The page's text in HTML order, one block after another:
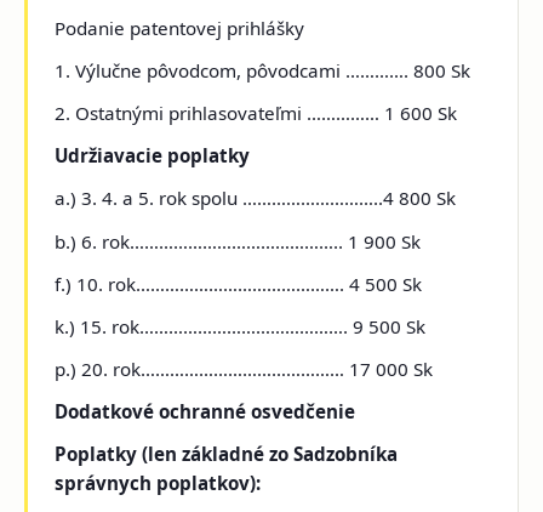
Podanie patentovej prihlášky
1. Výlučne pôvodcom, pôvodcami …………. 800 Sk
2. Ostatnými prihlasovateľmi …………… 1 600 Sk
Udržiavacie poplatky
a.) 3. 4. a 5. rok spolu ………………………..4 800 Sk
b.) 6. rok…………………………………….. 1 900 Sk
f.) 10. rok……………………………………. 4 500 Sk
k.) 15. rok……………………………………. 9 500 Sk
p.) 20. rok…………………………………… 17 000 Sk
Dodatkové ochranné osvedčenie
Poplatky (len základné zo Sadzobníka
správnych poplatkov):